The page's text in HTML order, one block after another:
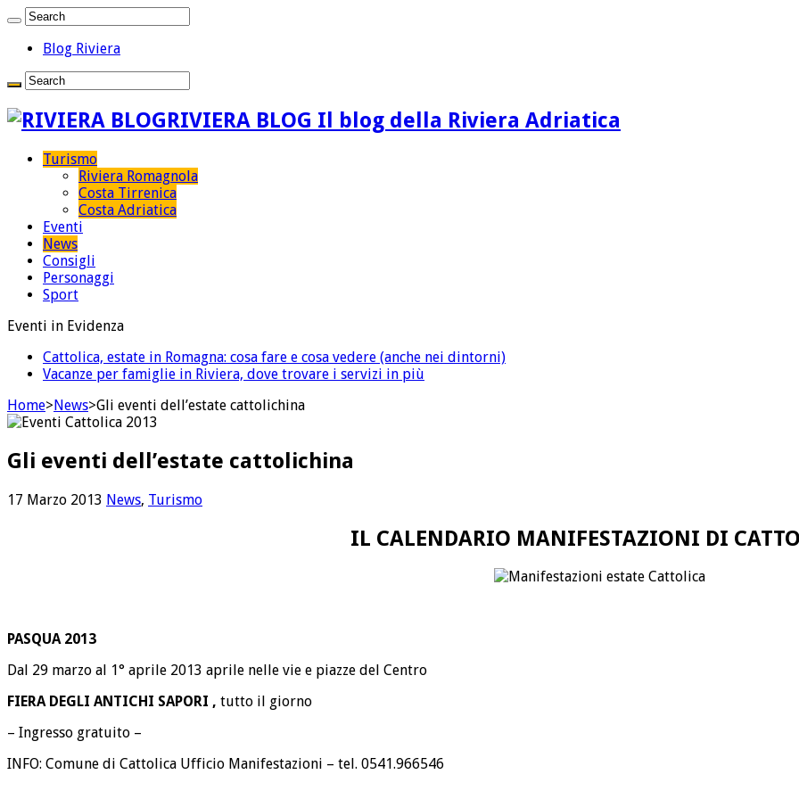
Blog Riviera
RIVIERA BLOG Il blog della Riviera Adriatica
Turismo
Riviera Romagnola
Costa Tirrenica
Costa Adriatica
Eventi
News
Consigli
Personaggi
Sport
Eventi in Evidenza
Cattolica, estate in Romagna: cosa fare e cosa vedere (anche nei dintorni)
Vacanze per famiglie in Riviera, dove trovare i servizi in più
Home>News>Gli eventi dell’estate cattolichina
Gli eventi dell’estate cattolichina
17 Marzo 2013 News, Turismo
IL CALENDARIO MANIFESTAZIONI DI
PASQUA 2013
Dal 29 marzo al 1° aprile 2013 aprile nelle vie e piazze del Centro
FIERA DEGLI ANTICHI SAPORI , tutto il giorno
– Ingresso gratuito –
INFO: Comune di Cattolica Ufficio Manifestazioni – tel. 0541.966546